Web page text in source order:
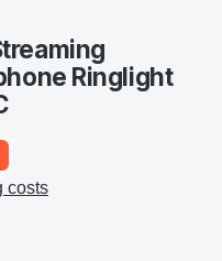
Ringlight
costs